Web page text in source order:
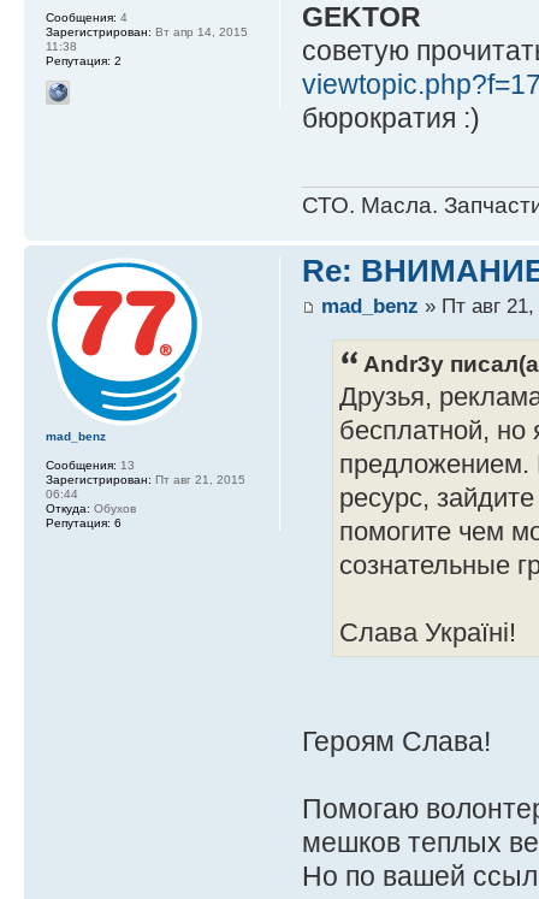
GEKTOR
советую
бюрократия :)
СТО. Масла.
Сообщения: 4
Зарегистрирован: Вт апр 14, 2015
11:38
Репутация: 2
Re:
mad_benz » Пт авг
Andr3y
Друзья,
бесплатной,
предложением.
ресурс,
помогите чем
сознательные
Слава Україні!
Героям Слава!
Помогаю
мешков теплых
Но по вашей
mad_benz
Сообщения: 13
Зарегистрирован: Пт авг 21, 2015
06:44
Откуда: Обухов
Репутация: 6